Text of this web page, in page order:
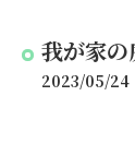
我が家の
2023/05/24